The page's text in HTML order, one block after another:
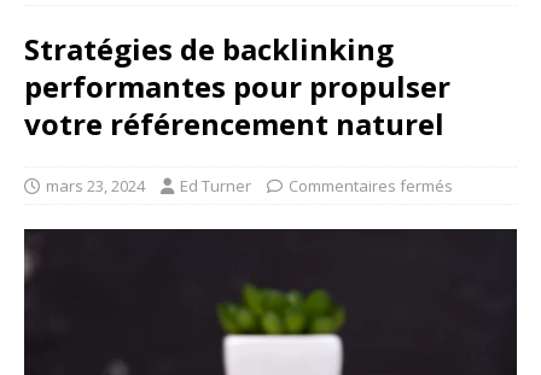
Stratégies de backlinking
performantes pour propulser
votre référencement naturel
mars 23, 2024 Ed Turner Commentaires fermés